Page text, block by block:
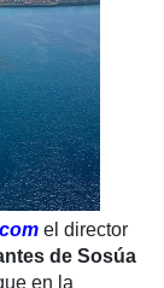
el director
de Sosúa
en la